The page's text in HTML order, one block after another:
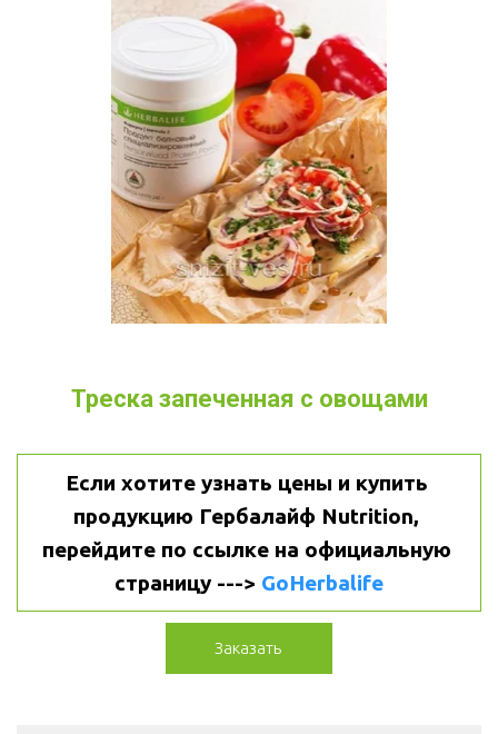
Треска запеченная с овощами
Если хотите узнать цены и купить
продукцию Гербалайф Nutrition,
перейдите по ссылке на официальную
страницу ---> GoHerbalife
Заказать